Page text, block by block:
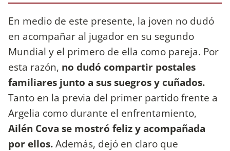
En medio de este presente, la joven no dudó
en acompañar al jugador en su segundo
Mundial y el primero de ella como pareja. Por
esta razón, no dudó compartir postales
familiares junto a sus suegros y cuñados.
Tanto en la previa del primer partido frente a
Argelia como durante el enfrentamiento,
Ailén Cova se mostró feliz y acompañada
por ellos.Además, dejó en claro que